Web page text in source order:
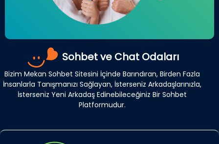
Sohbet ve Chat Odaları
Bizim Mekan Sohbet Sitesini İçinde Barındıran, Birden Fazla
İnsanlarla Tanışmanızı Sağlayan, İsterseniz Arkadaşlarınızla,
İsterseniz Yeni Arkadaş Edinebileceğiniz Bir Sohbet
Platformudur.